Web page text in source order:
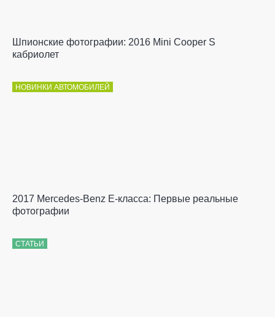
Шпионские фотографии: 2016 Mini Cooper S
кабриолет
НОВИНКИ АВТОМОБИЛЕЙ
2017 Mercedes-Benz E-класса: Первые реальные
фотографии
СТАТЬИ